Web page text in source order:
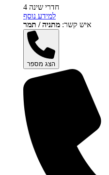
4 חדרי שינה
למידע נוסף
איש קשר: מתניה / תמר
הצג מספר